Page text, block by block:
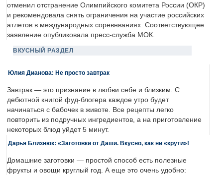
отменил отстранение Олимпийского комитета России (ОКР)
и рекомендовала снять ограничения на участие российских
атлетов в международных соревнваниях. Соответствующее
заявление опубликовала пресс-служба МОК.
ВКУСНЫЙ РАЗДЕЛ
Юлия Дианова: Не просто завтрак
Завтрак — это признание в любви себе и близким. С
дебютной книгой фуд-блогера каждое утро будет
начинаться с бабочек в животе. Все рецепты легко
повторить из подручных ингредиентов, а на приготовление
некоторых блюд уйдет 5 минут.
Дарья Близнюк: «Заготовки от Даши. Вкусно, как ни «крути»!
Домашние заготовки — простой способ есть полезные
фрукты и овощи круглый год. А еще это очень удобно: